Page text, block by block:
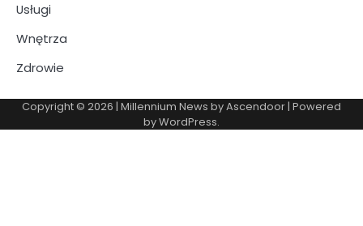
Usługi
Wnętrza
Zdrowie
Copyright © 2026 | Millennium News byAscendoor | Powered
byWordPress.